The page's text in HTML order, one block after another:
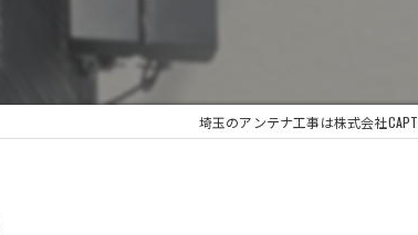
埼玉のアンテナ工事は株式会社CAPT